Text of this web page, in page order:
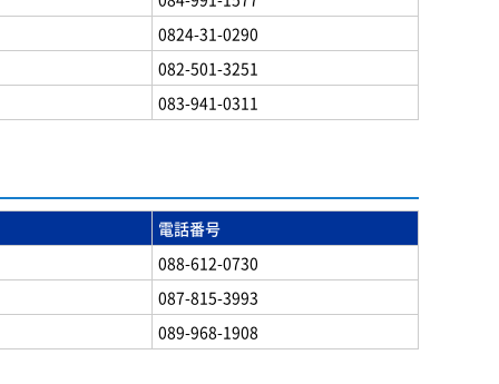
0824-31-0290
082-501-3251
083-941-0311
電話番号
088-612-0730
087-815-3993
089-968-1908